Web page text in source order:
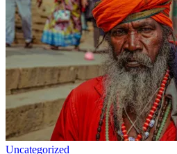
Uncategorized